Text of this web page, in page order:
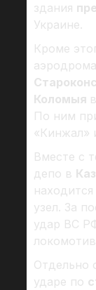
здания
Украине.
Кроме
Коломыя в
По ним
«Кинжал»
Вместе с
депо в
узел. За
удар ВС
Отдельно
ударе по